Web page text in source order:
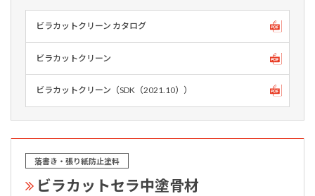
ビラカットクリーン カタログ
ビラカットクリーン
ビラカットクリーン（SDK（2021.10））
落書き・張り紙防止塗料
ビラカットセラ中塗骨材